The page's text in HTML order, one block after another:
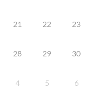
21 22 23
28 29 30
4 5 6